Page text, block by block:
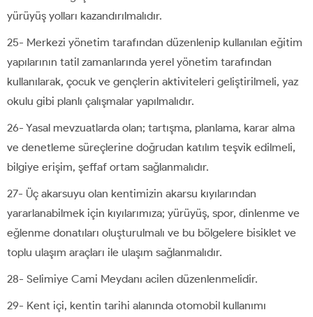
yürüyüş yolları kazandırılmalıdır.
25- Merkezi yönetim tarafından düzenlenip kullanılan eğitim
yapılarının tatil zamanlarında yerel yönetim tarafından
kullanılarak, çocuk ve gençlerin aktiviteleri geliştirilmeli, yaz
okulu gibi planlı çalışmalar yapılmalıdır.
26- Yasal mevzuatlarda olan; tartışma, planlama, karar alma
ve denetleme süreçlerine doğrudan katılım teşvik edilmeli,
bilgiye erişim, şeffaf ortam sağlanmalıdır.
27- Üç akarsuyu olan kentimizin akarsu kıyılarından
yararlanabilmek için kıyılarımıza; yürüyüş, spor, dinlenme ve
eğlenme donatıları oluşturulmalı ve bu bölgelere bisiklet ve
toplu ulaşım araçları ile ulaşım sağlanmalıdır.
28- Selimiye Cami Meydanı acilen düzenlenmelidir.
29- Kent içi, kentin tarihi alanında otomobil kullanımı